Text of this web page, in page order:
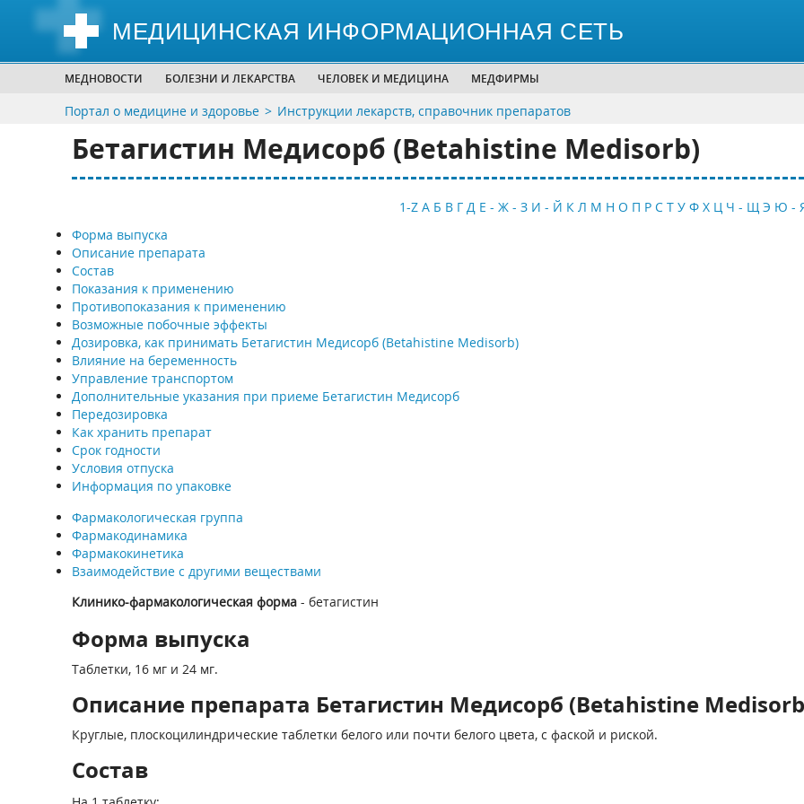
МЕДИЦИНСКАЯ ИНФОРМАЦИОННАЯ СЕТЬ
МЕДНОВОСТИ БОЛЕЗНИ И ЛЕКАРСТВА ЧЕЛОВЕК И МЕДИЦИНА МЕДФИРМЫ
Портал о медицине и здоровье Инструкции лекарств, справочник препаратов
Бетагистин Медисорб (Betahistine Medisorb)
1-Z А Б В Г Д Е - Ж - З И - Й К Л М Н О П Р С Т У Ф Х Ц Ч - Щ Э Ю -
Форма выпуска
Описание препарата
Состав
Показания к применению
Противопоказания к применению
Возможные побочные эффекты
Дозировка, как принимать Бетагистин Медисорб (Betahistine Medisorb)
Влияние на беременность
Управление транспортом
Дополнительные указания при приеме Бетагистин Медисорб
Передозировка
Как хранить препарат
Срок годности
Условия отпуска
Информация по упаковке
Фармакологическая группа
Фармакодинамика
Фармакокинетика
Взаимодействие с другими веществами
Клинико-фармакологическая форма- бетагистин
Форма выпуска
Таблетки, 16 мг и 24 мг.
Описание препарата Бетагистин Медисорб (Betahistine
Круглые, плоскоцилиндрические таблетки белого или почти белого цвета, с фаской и риской.
Состав